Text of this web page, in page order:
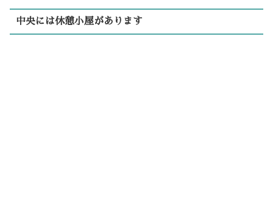
中央には休憩小屋があります